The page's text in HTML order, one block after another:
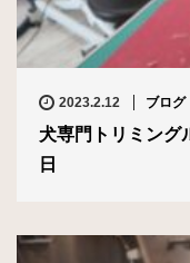
2023.2.12 ブログ
犬専門トリミング
日